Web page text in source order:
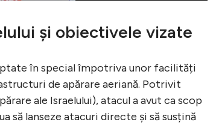
și obiectivele vizate
în special împotriva unor facilități
de apărare aeriană. Potrivit
ale Israelului), atacul a avut ca scop
să lanseze atacuri directe și să susțină